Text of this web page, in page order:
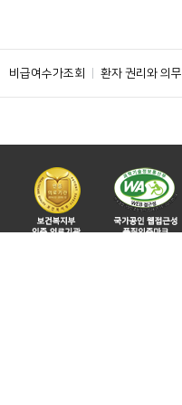
비급여수가조회 환자 권리와 의무